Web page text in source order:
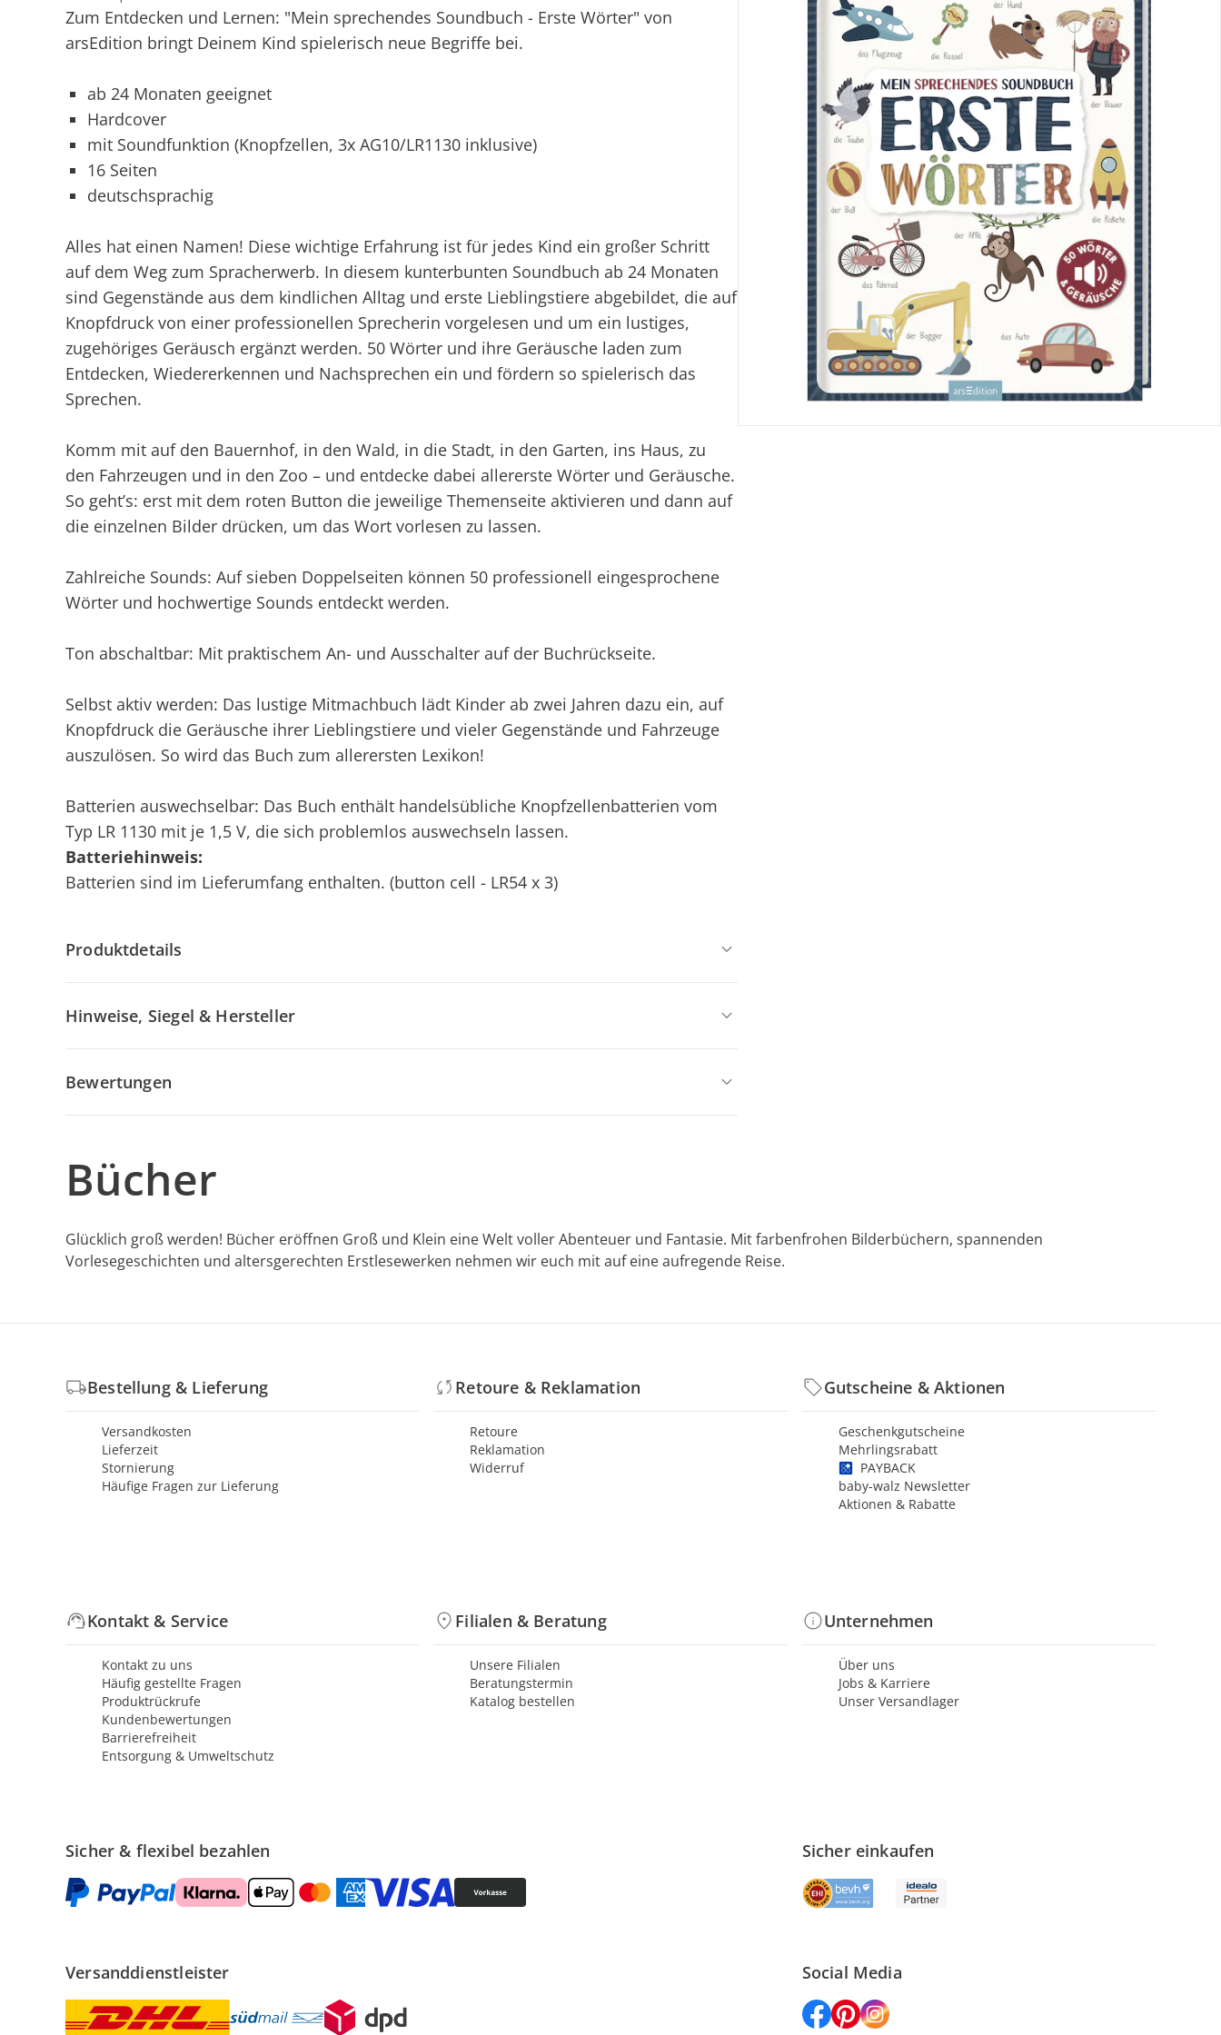
Zum Entdecken und Lernen: "Mein sprechendes Soundbuch - Erste Wörter" von
arsEdition bringt Deinem Kind spielerisch neue Begriffe bei.
ab 24 Monaten geeignet
Hardcover
mit Soundfunktion (Knopfzellen, 3x AG10/LR1130 inklusive)
16 Seiten
deutschsprachig
Alles hat einen Namen! Diese wichtige Erfahrung ist für jedes Kind ein großer Schritt
auf dem Weg zum Spracherwerb. In diesem kunterbunten Soundbuch ab 24 Monaten
sind Gegenstände aus dem kindlichen Alltag und erste Lieblingstiere abgebildet, die auf
Knopfdruck von einer professionellen Sprecherin vorgelesen und um ein lustiges,
zugehöriges Geräusch ergänzt werden. 50 Wörter und ihre Geräusche laden zum
Entdecken, Wiedererkennen und Nachsprechen ein und fördern so spielerisch das
Sprechen.
Komm mit auf den Bauernhof, in den Wald, in die Stadt, in den Garten, ins Haus, zu
den Fahrzeugen und in den Zoo – und entdecke dabei allererste Wörter und Geräusche.
So geht’s: erst mit dem roten Button die jeweilige Themenseite aktivieren und dann auf
die einzelnen Bilder drücken, um das Wort vorlesen zu lassen.
Zahlreiche Sounds: Auf sieben Doppelseiten können 50 professionell eingesprochene
Wörter und hochwertige Sounds entdeckt werden.
Ton abschaltbar: Mit praktischem An- und Ausschalter auf der Buchrückseite.
Selbst aktiv werden: Das lustige Mitmachbuch lädt Kinder ab zwei Jahren dazu ein, auf
Knopfdruck die Geräusche ihrer Lieblingstiere und vieler Gegenstände und Fahrzeuge
auszulösen. So wird das Buch zum allerersten Lexikon!
Batterien auswechselbar: Das Buch enthält handelsübliche Knopfzellenbatterien vom
Typ LR 1130 mit je 1,5 V, die sich problemlos auswechseln lassen.
Batteriehinweis:
Batterien sind im Lieferumfang enthalten. (button cell - LR54 x 3)
Produktdetails
Hinweise, Siegel & Hersteller
Bewertungen
Bücher
Glücklich groß werden! Bücher eröffnen Groß und Klein eine Welt voller Abenteuer und Fantasie. Mit farbenfrohen Bilderbüchern, spannenden
Vorlesegeschichten und altersgerechten Erstlesewerken nehmen wir euch mit auf eine aufregende Reise.
Bestellung & Lieferung
Versandkosten
Lieferzeit
Stornierung
Häufige Fragen zur Lieferung
Retoure & Reklamation
Retoure
Reklamation
Widerruf
Gutscheine & Aktionen
Geschenkgutscheine
Mehrlingsrabatt
PAYBACK
baby-walz Newsletter
Aktionen & Rabatte
Kontakt & Service
Kontakt zu uns
Häufig gestellte Fragen
Produktrückrufe
Kundenbewertungen
Barrierefreiheit
Entsorgung & Umweltschutz
Filialen & Beratung
Unsere Filialen
Beratungstermin
Katalog bestellen
Unternehmen
Über uns
Jobs & Karriere
Unser Versandlager
Sicher & flexibel bezahlen Sicher einkaufen
Versanddienstleister Social Media